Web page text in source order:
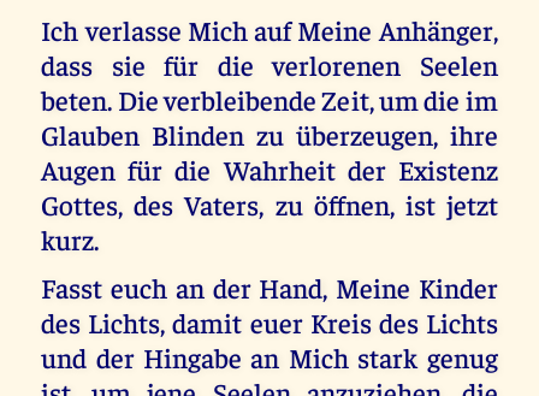
Ich verlasse Mich auf Meine Anhänger,
dass sie für die verlorenen Seelen
beten. Die verbleibende Zeit, um die im
Glauben Blinden zu überzeugen, ihre
Augen für die Wahrheit der Existenz
Gottes, des Vaters, zu öffnen, ist jetzt
kurz.
Fasst euch an der Hand, Meine Kinder
des Lichts, damit euer Kreis des Lichts
und der Hingabe an Mich stark genug